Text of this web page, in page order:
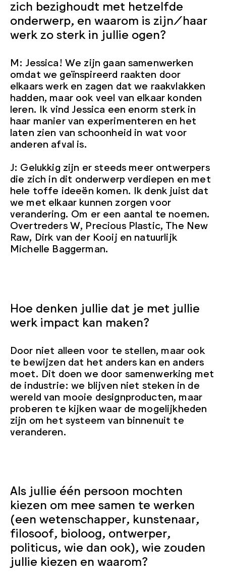
zich bezighoudt met hetzelfde
onderwerp, en waarom is zijn/haar
werk zo sterk in jullie ogen?
M: Jessica! We zijn gaan samenwerken
omdat we geïnspireerd raakten door
elkaars werk en zagen dat we raakvlakken
hadden, maar ook veel van elkaar konden
leren. Ik vind Jessica een enorm sterk in
haar manier van experimenteren en het
laten zien van schoonheid in wat voor
anderen afval is.
J: Gelukkig zijn er steeds meer ontwerpers
die zich in dit onderwerp verdiepen en met
hele toffe ideeën komen. Ik denk juist dat
we met elkaar kunnen zorgen voor
verandering. Om er een aantal te noemen.
Overtreders W, Precious Plastic, The New
Raw, Dirk van der Kooij en natuurlijk
Michelle Baggerman.
Hoe denken jullie dat je met jullie
werk impact kan maken?
Door niet alleen voor te stellen, maar ook
te bewijzen dat het anders kan en anders
moet. Dit doen we door samenwerking met
de industrie: we blijven niet steken in de
wereld van mooie designproducten, maar
proberen te kijken waar de mogelijkheden
zijn om het systeem van binnenuit te
veranderen.
Als jullie één persoon mochten
kiezen om mee samen te werken
(een wetenschapper, kunstenaar,
filosoof, bioloog, ontwerper,
politicus, wie dan ook), wie zouden
jullie kiezen en waarom?